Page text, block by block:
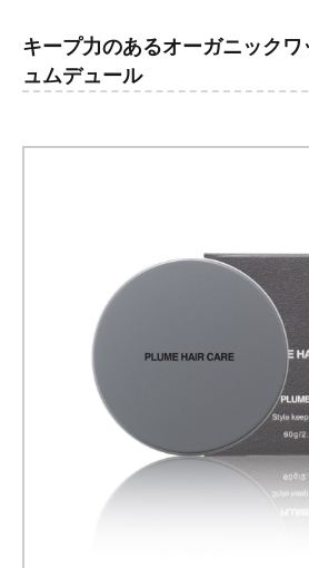
キープ力のあるオーガニックワ
ュムデュール